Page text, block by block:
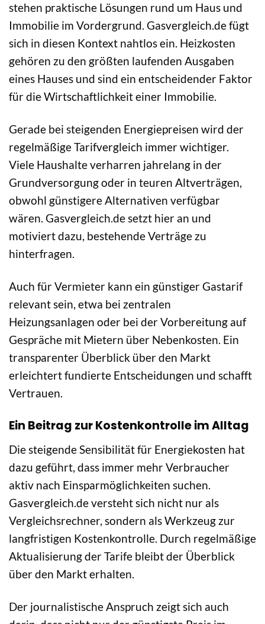
stehen praktische Lösungen rund um Haus und
Immobilie im Vordergrund. Gasvergleich.de fügt
sich in diesen Kontext nahtlos ein. Heizkosten
gehören zu den größten laufenden Ausgaben
eines Hauses und sind ein entscheidender Faktor
für die Wirtschaftlichkeit einer Immobilie.
Gerade bei steigenden Energiepreisen wird der
regelmäßige Tarifvergleich immer wichtiger.
Viele Haushalte verharren jahrelang in der
Grundversorgung oder in teuren Altverträgen,
obwohl günstigere Alternativen verfügbar
wären. Gasvergleich.de setzt hier an und
motiviert dazu, bestehende Verträge zu
hinterfragen.
Auch für Vermieter kann ein günstiger Gastarif
relevant sein, etwa bei zentralen
Heizungsanlagen oder bei der Vorbereitung auf
Gespräche mit Mietern über Nebenkosten. Ein
transparenter Überblick über den Markt
erleichtert fundierte Entscheidungen und schafft
Vertrauen.
Ein Beitrag zur Kostenkontrolle im Alltag
Die steigende Sensibilität für Energiekosten hat
dazu geführt, dass immer mehr Verbraucher
aktiv nach Einsparmöglichkeiten suchen.
Gasvergleich.de versteht sich nicht nur als
Vergleichsrechner, sondern als Werkzeug zur
langfristigen Kostenkontrolle. Durch regelmäßige
Aktualisierung der Tarife bleibt der Überblick
über den Markt erhalten.
Der journalistische Anspruch zeigt sich auch